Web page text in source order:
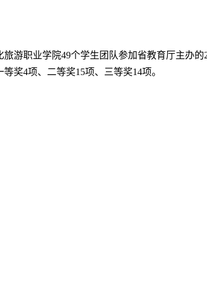
旅游职业学院49个学生团队参加省教育厅主办
奖4项、二等奖15项、三等奖14项。